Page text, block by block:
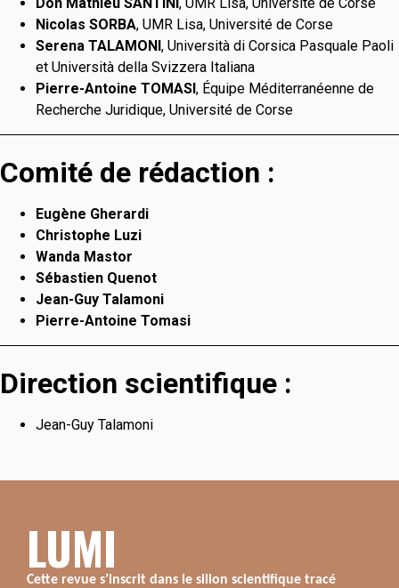
Nicolas SORBA, UMR Lisa, Université de Corse
Serena TALAMONI, Università di Corsica Pasquale Paoli
et Università della Svizzera Italiana
Pierre-Antoine TOMASI, Équipe Méditerranéenne de
Recherche Juridique, Université de Corse
Comité de rédaction :
Eugène Gherardi
Christophe Luzi
Wanda Mastor
Sébastien Quenot
Jean-Guy Talamoni
Pierre-Antoine Tomasi
Direction scientifique :
Jean-Guy Talamoni
LUMI
Cette revue s’inscrit dans le sillon scientifique tracé